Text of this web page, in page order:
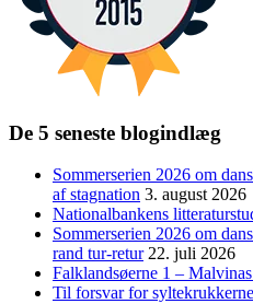
De 5 seneste blogindlæg
Sommerserien 2026 om
af stagnation 3. august 2026
Nationalbankens
Sommerserien 2026 om
rand tur-retur 22. juli 2026
Falklandsøerne 1 –
Til forsvar for syltekrukkerne